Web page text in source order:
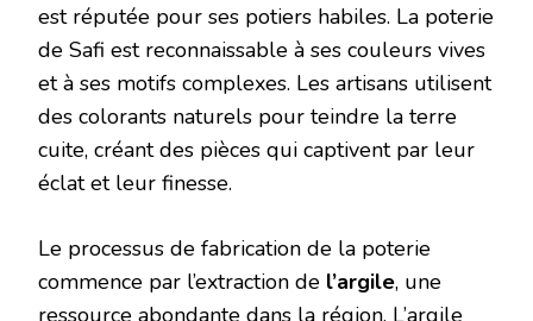
est réputée pour ses potiers habiles. La poterie
de Safi est reconnaissable à ses couleurs vives
et à ses motifs complexes. Les artisans utilisent
des colorants naturels pour teindre la terre
cuite, créant des pièces qui captivent par leur
éclat et leur finesse.
Le processus de fabrication de la poterie
commence par l’extraction de l’argile, une